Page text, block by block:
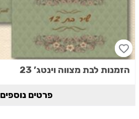
הזמנות לבת מצווה וינטג’ 23
פרטים נוספים